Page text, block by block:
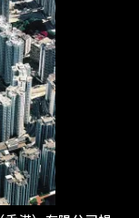
纪视觉